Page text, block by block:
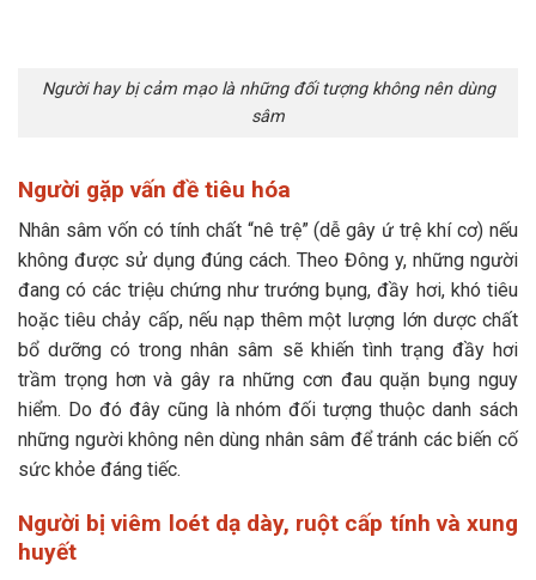
Người hay bị cảm mạo là những đối tượng không nên dùng
sâm
Người gặp vấn đề tiêu hóa
Nhân sâm vốn có tính chất “nê trệ” (dễ gây ứ trệ khí cơ) nếu
không được sử dụng đúng cách. Theo Đông y, những người
đang có các triệu chứng như trướng bụng, đầy hơi, khó tiêu
hoặc tiêu chảy cấp, nếu nạp thêm một lượng lớn dược chất
bổ dưỡng có trong nhân sâm sẽ khiến tình trạng đầy hơi
trầm trọng hơn và gây ra những cơn đau quặn bụng nguy
hiểm. Do đó đây cũng là nhóm đối tượng thuộc danh sách
những người không nên dùng nhân sâm để tránh các biến cố
sức khỏe đáng tiếc.
Người bị viêm loét dạ dày, ruột cấp tính và xung
huyết